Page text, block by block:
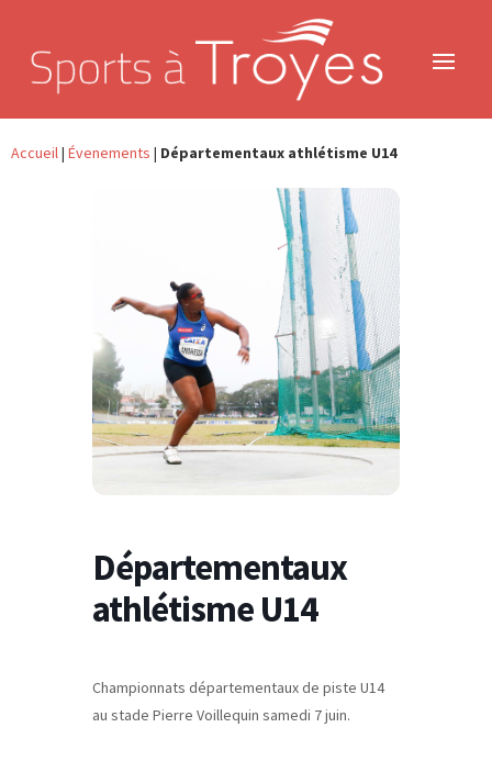
Accueil| Évenements | Départementaux athlétisme U14
Départementaux
athlétisme U14
Championnats départementaux de piste U14
au stade Pierre Voillequin samedi 7 juin.